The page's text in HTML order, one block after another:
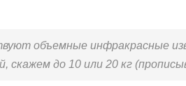
объемные инфракрасные
скажем до 10 или 20 кг